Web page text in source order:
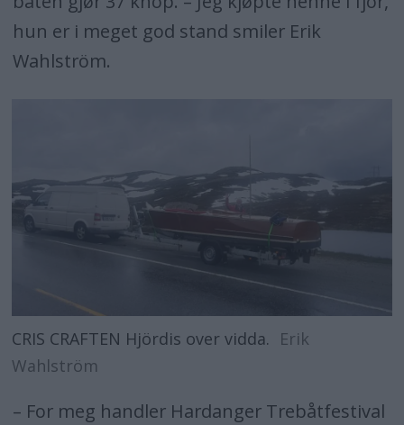
hun er i meget god stand smiler Erik
Wahlström.
CRIS CRAFTEN Hjördis over vidda.
Erik
Wahlström
– For meg handler Hardanger Trebåtfestival